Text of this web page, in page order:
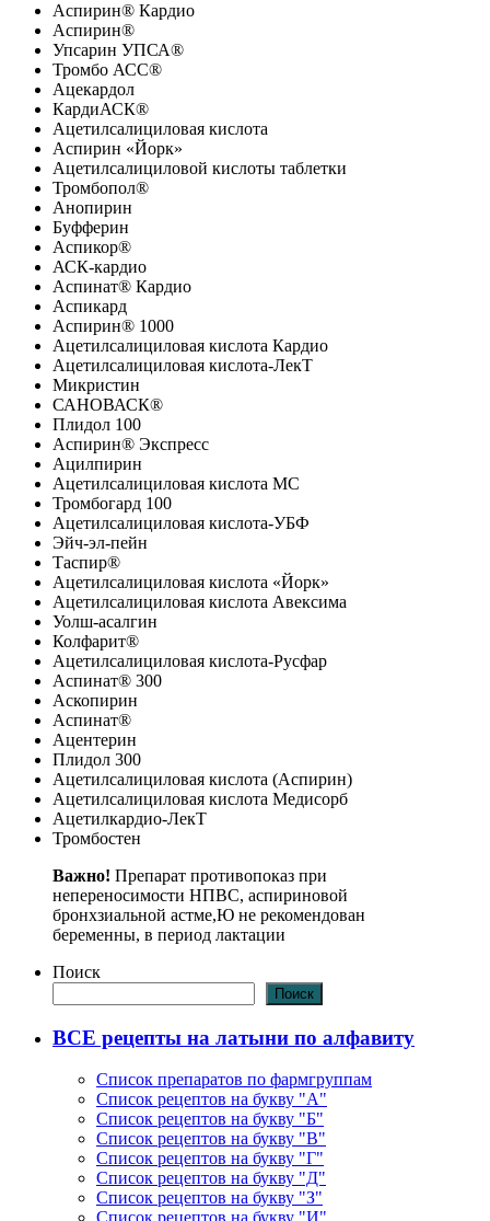
Аспирин® Кардио
Аспирин®
Упсарин УПСА®
Тромбо АСС®
Ацекардол
КардиАСК®
Ацетилсалициловая кислота
Аспирин «Йорк»
Ацетилсалициловой кислоты таблетки
Тромбопол®
Анопирин
Буфферин
Аспикор®
АСК-кардио
Аспинат® Кардио
Аспикард
Аспирин® 1000
Ацетилсалициловая кислота Кардио
Ацетилсалициловая кислота-ЛекТ
Микристин
САНОВАСК®
Плидол 100
Аспирин® Экспресс
Ацилпирин
Ацетилсалициловая кислота МС
Тромбогард 100
Ацетилсалициловая кислота-УБФ
Эйч-эл-пейн
Таспир®
Ацетилсалициловая кислота «Йорк»
Ацетилсалициловая кислота Авексима
Уолш-асалгин
Колфарит®
Ацетилсалициловая кислота-Русфар
Аспинат® 300
Аскопирин
Аспинат®
Ацентерин
Плидол 300
Ацетилсалициловая кислота (Аспирин)
Ацетилсалициловая кислота Медисорб
Ацетилкардио-ЛекТ
Тромбостен
Важно! Препарат противопоказ при
непереносимости НПВС, аспириновой
бронхзиальной астме,Ю не рекомендован
беременны, в период лактации
Поиск
Поиск
ВСЕ рецепты на латыни по алфавиту
Список препаратов по фармгруппам
Список рецептов на букву "А"
Список рецептов на букву "Б"
Список рецептов на букву "В"
Список рецептов на букву "Г"
Список рецептов на букву "Д"
Список рецептов на букву "З"